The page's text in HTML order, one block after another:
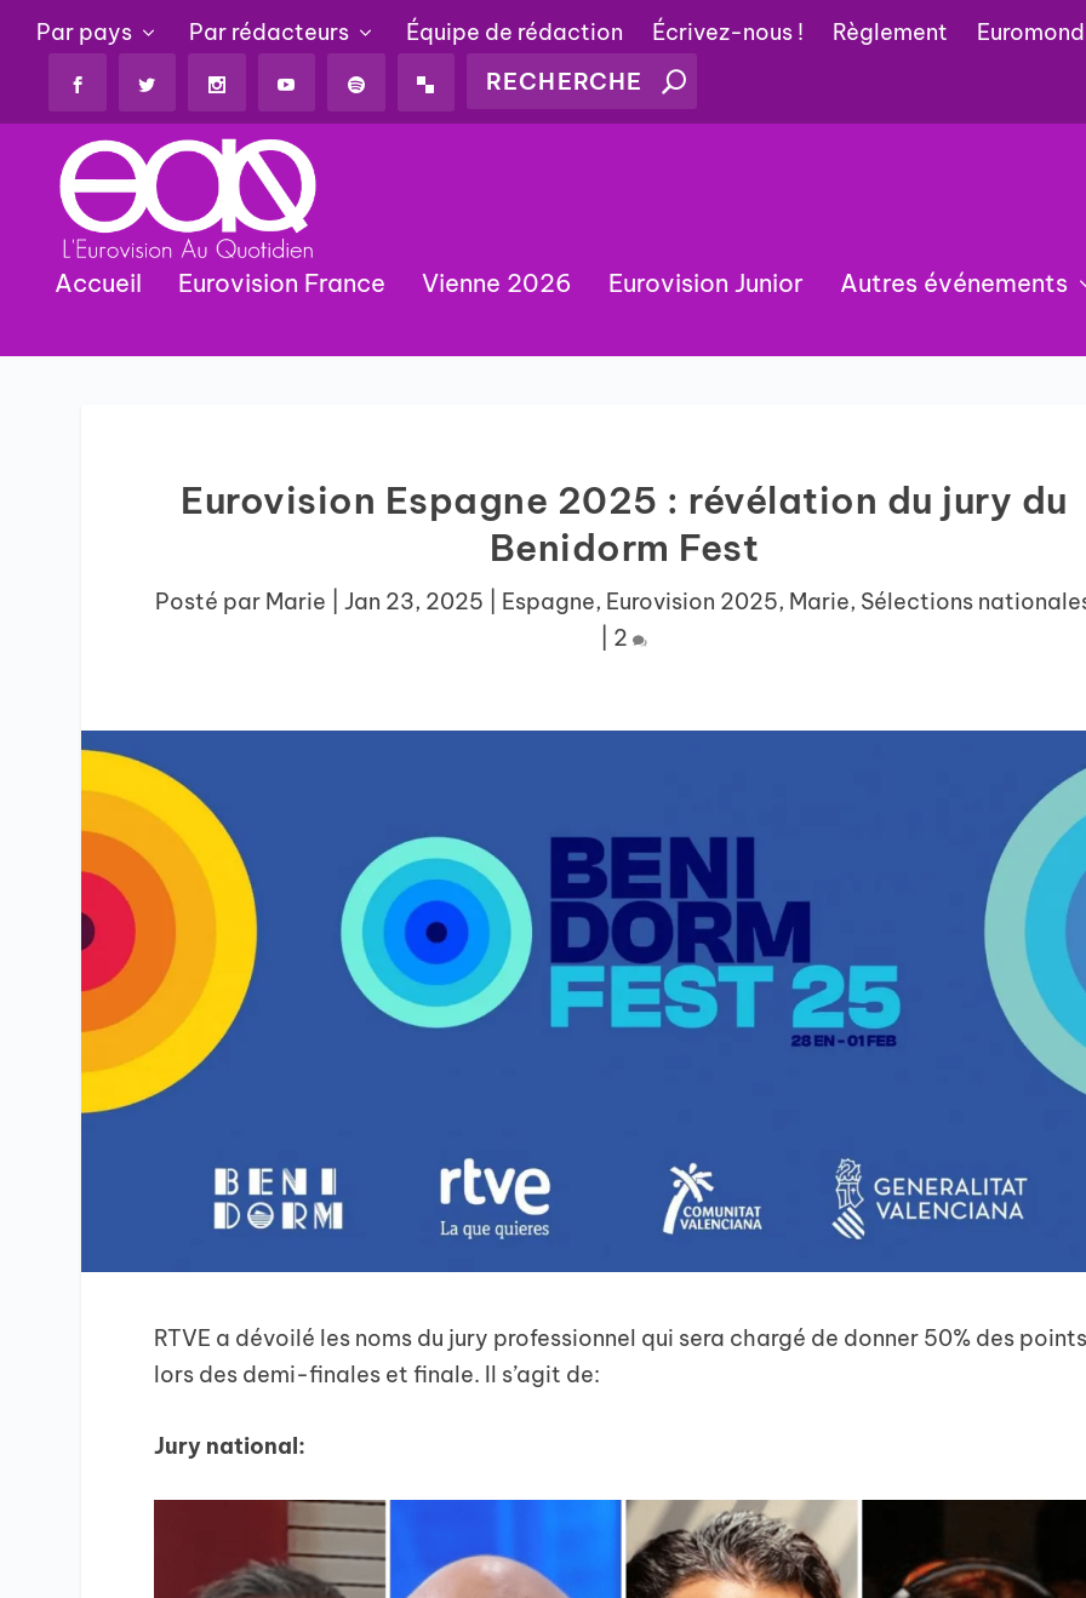
Par pays Par rédacteurs Équipe de rédaction Écrivez-nous ! Règlement
Accueil Eurovision France Vienne 2026 Eurovision Junior Autres événements
Eurovision Espagne 2025 : révélation du jury du
Benidorm Fest
Posté par Marie |Jan 23, 2025 Espagne, Eurovision 2025, Marie, Sélections
2
RTVE a dévoilé les noms du jury professionnel qui sera chargé de donner 50% des
lors des demi-finales et finale. Il s’agit de:
Jury national: